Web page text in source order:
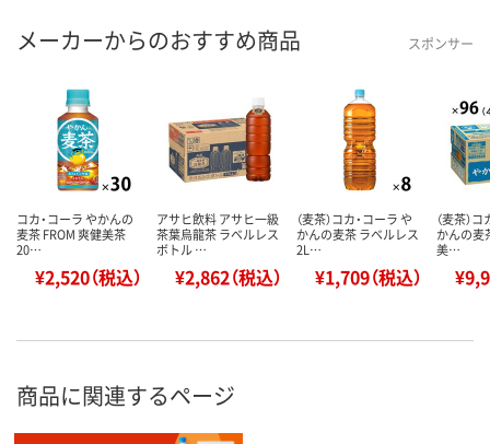
メーカーからのおすすめ商品 スポンサー
コカ・コーラ やかんの
麦茶 FROM 爽健美茶
20…
¥2,520（税込）
アサヒ飲料 アサヒ一級
茶葉烏龍茶 ラベルレス
ボトル …
¥2,862（税込）
（麦茶）コカ・コーラ や
かんの麦茶 ラベルレス
2L…
¥1,709（税込）
（麦茶）
かんの麦
美…
商品に関連するページ